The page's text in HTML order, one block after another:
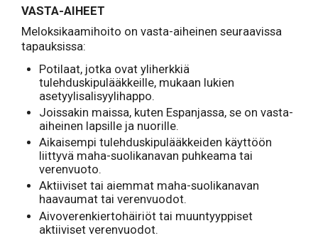
VASTA-AIHEET
Meloksikaamihoito on vasta-aiheinen seuraavissa
tapauksissa:
Potilaat, jotka ovat yliherkkiä
tulehduskipulääkkeille, mukaan lukien
asetyylisalisyylihappo.
Joissakin maissa, kuten Espanjassa, se on vasta-
aiheinen lapsille ja nuorille.
Aikaisempi tulehduskipulääkkeiden käyttöön
liittyvä maha-suolikanavan puhkeama tai
verenvuoto.
Aktiiviset tai aiemmat maha-suolikanavan
haavaumat tai verenvuodot.
Aivoverenkiertohäiriöt tai muuntyyppiset
aktiiviset verenvuodot.